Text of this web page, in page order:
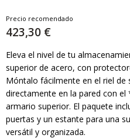
Precio recomendado
423,30 €
Eleva el nivel de tu
superior de acero, con
Móntalo fácilmente en el riel de
directamente en la pared con
armario superior. El paquete
puertas y un estante para una
versátil y organizada.